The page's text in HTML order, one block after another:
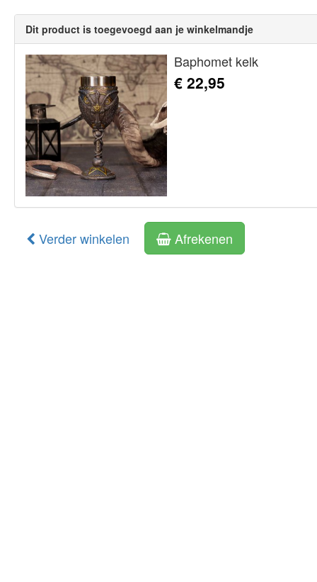
Dit product is toegevoegd aan je winkelmandje
Baphomet kelk
€ 22,95
Verder winkelen Afrekenen